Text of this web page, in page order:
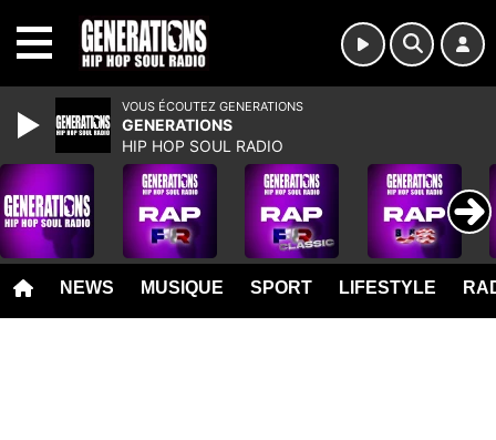
NEWS MUSIQUE SPORT LIFESTYLE
VOUS ÉCOUTEZ GENERATIONS
GENERATIONS
HIP HOP SOUL RADIO